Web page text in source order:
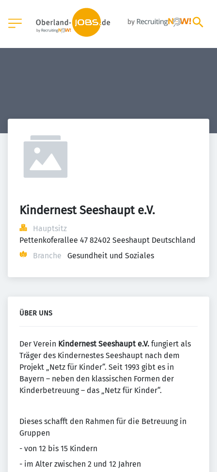
Kindernest Seeshaupt e.V.
Hauptsitz
Pettenkoferallee 47 82402 Seeshaupt Deutschland
Branche
Gesundheit und Soziales
ÜBER UNS
Der Verein Kindernest Seeshaupt e.V. fungiert als
Träger des Kindernestes Seeshaupt nach dem
Projekt „Netz für Kinder“. Seit 1993 gibt es in
Bayern – neben den klassischen Formen der
Kinderbetreuung – das „Netz für Kinder“.
Dieses schafft den Rahmen für die Betreuung in
Gruppen
- von 12 bis 15 Kindern
- im Alter zwischen 2 und 12 Jahren